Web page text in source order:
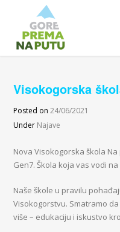
Visokogorska
Posted on24/06/2021
Under Najave
Nova Visokogorska škola
Gen7. Škola koja vas vodi na
Naše škole u pravilu
Visokogorstvu. Smatramo
više – edukaciju i iskustvo